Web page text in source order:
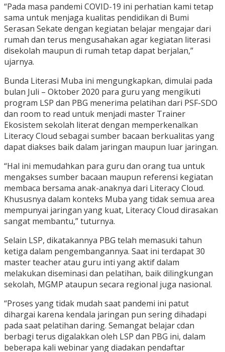
“Pada masa pandemi COVID-19 ini perhatian kami tetap
sama untuk menjaga kualitas pendidikan di Bumi
Serasan Sekate dengan kegiatan belajar mengajar dari
rumah dan terus mengusahakan agar kegiatan literasi
disekolah maupun di rumah tetap dapat berjalan,”
ujarnya.
Bunda Literasi Muba ini mengungkapkan, dimulai pada
bulan Juli – Oktober 2020 para guru yang mengikuti
program LSP dan PBG menerima pelatihan dari PSF-SDO
dan room to read untuk menjadi master Trainer
Ekosistem sekolah literat dengan memperkenalkan
Literacy Cloud sebagai sumber bacaan berkualitas yang
dapat diakses baik dalam jaringan maupun luar jaringan.
“Hal ini memudahkan para guru dan orang tua untuk
mengakses sumber bacaan maupun referensi kegiatan
membaca bersama anak-anaknya dari Literacy Cloud.
Khususnya dalam konteks Muba yang tidak semua area
mempunyai jaringan yang kuat, Literacy Cloud dirasakan
sangat membantu,” tuturnya.
Selain LSP, dikatakannya PBG telah memasuki tahun
ketiga dalam pengembangannya. Saat ini terdapat 30
master teacher atau guru inti yang aktif dalam
melakukan diseminasi dan pelatihan, baik dilingkungan
sekolah, MGMP ataupun secara regional juga nasional.
“Proses yang tidak mudah saat pandemi ini patut
dihargai karena kendala jaringan pun sering dihadapi
pada saat pelatihan daring. Semangat belajar cdan
berbagi terus digalakkan oleh LSP dan PBG ini, dalam
beberapa kali webinar yang diadakan pendaftar